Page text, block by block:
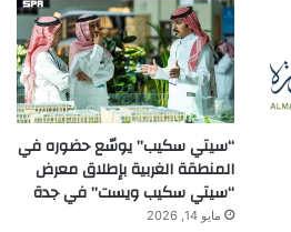
“سيتي سكيب” يوسّع حضوره في
المنطقة الغربية بإطلاق معرض
“سيتي سكيب ويست” في جدة
مايو 14, 2026